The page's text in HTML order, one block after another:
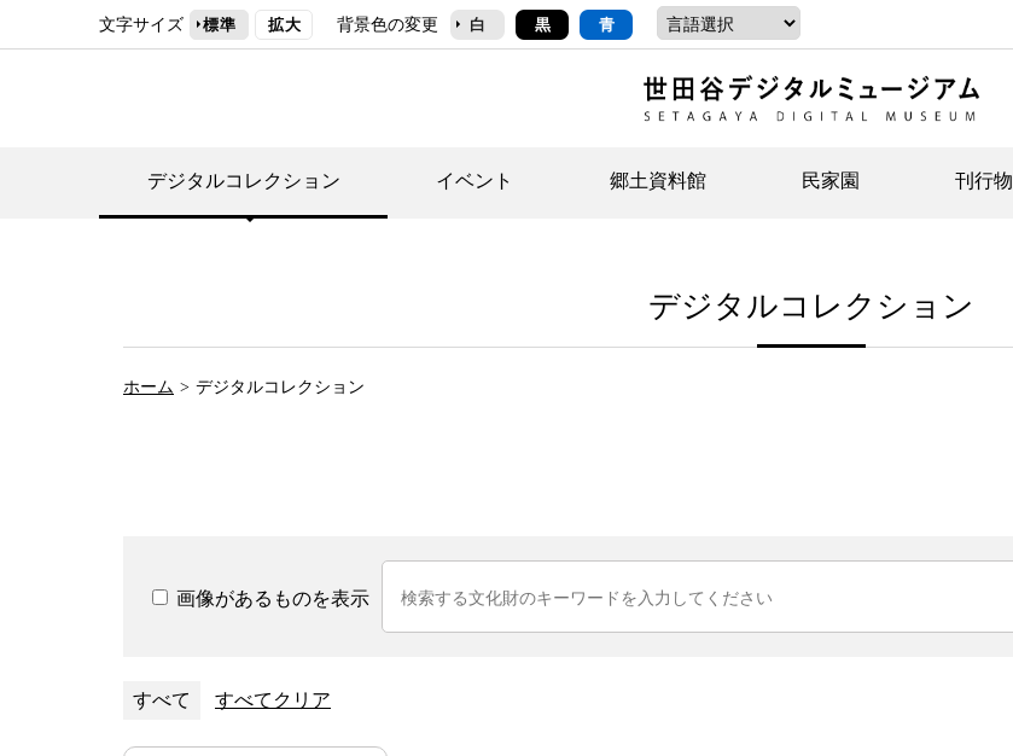
文字サイズ 標準 拡大 背景色の変更 白 黒 青
デジタルコレクション イベント 郷土資料館
イベント
民家園
事業案内(テーマ展示・ボランティアなど) イベント
刊行物
ジュニア講座
デジタルコレクション
ホーム デジタルコレクション
画像があるものを表示
すべて すべてクリア